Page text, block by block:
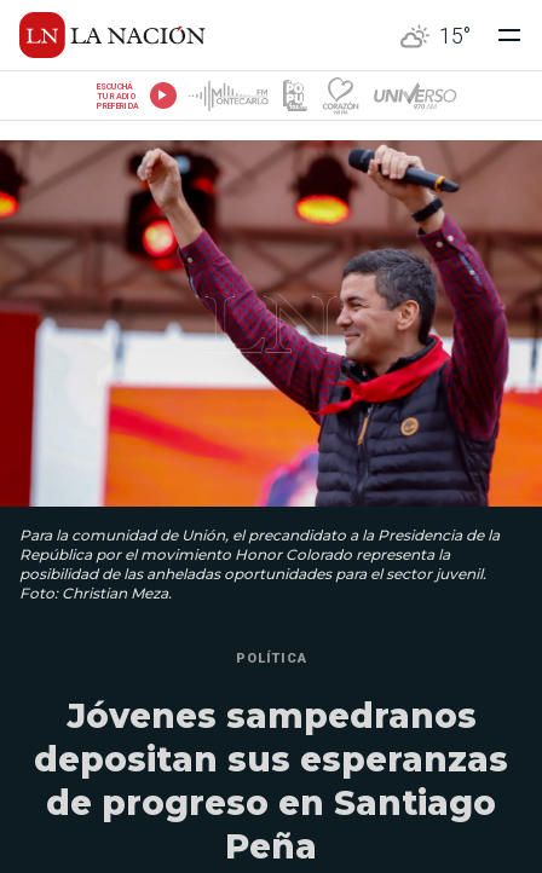
15°
ESCUCHÁ
TU RADIO
PREFERIDA
Para la comunidad de Unión, el precandidato a la Presidencia de la
República por el movimiento Honor Colorado representa la
posibilidad de las anheladas oportunidades para el sector juvenil.
Foto: Christian Meza.
POLÍTICA
Jóvenes sampedranos
depositan sus esperanzas
de progreso en Santiago
Peña